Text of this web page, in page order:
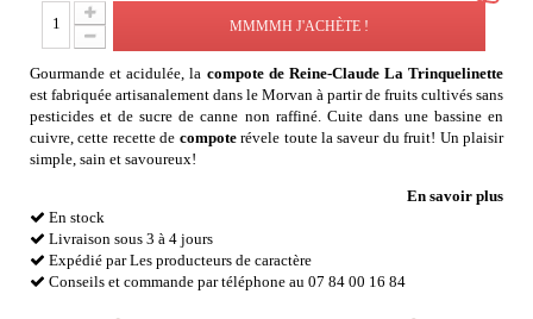
MMMMH J'ACHÈTE !
Gourmande et acidulée, la compote de Reine-Claude La Trinquelinette
est fabriquée artisanalement dans le Morvan à partir de fruits cultivés sans
pesticides et de sucre de canne non raffiné. Cuite dans une bassine en
cuivre, cette recette de compoterévele toute la saveur du fruit! Un plaisir
simple, sain et savoureux!
En savoir plus
En stock
Livraison sous 3 à 4 jours
Expédié par Les producteurs de caractère
Conseils et commande par téléphone au 07 84 00 16 84